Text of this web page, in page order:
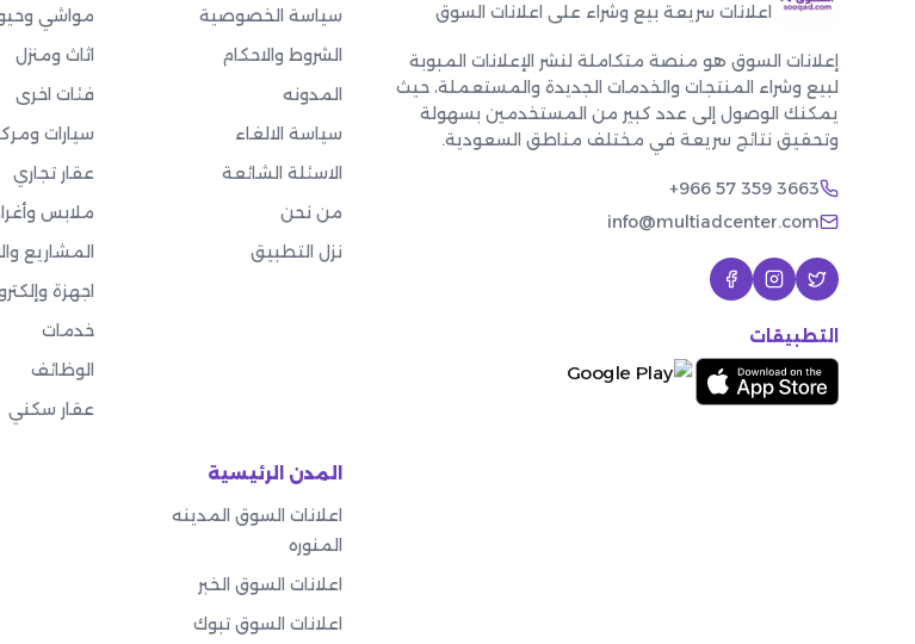
اعلانات سريعة بيع وشراء على اعلانات السوق
إعلانات السوق هو منصة متكاملة لنشر الإعلانات المبوبة
لبيع وشراء المنتجات والخدمات الجديدة والمستعملة، حيث
يمكنك الوصول إلى عدد كبير من المستخدمين بسهولة
وتحقيق نتائج سريعة في مختلف مناطق السعودية.
+966 57 359 3663
info@multiadcenter.com
التطبيقات
سياسة الخصوصية
الشروط والاحكام
المدونه
سياسة الالغاء
الاسئلة الشائعة
من نحن
نزل التطبيق
مواشي
اثاث ومنزل
فئات اخرى
سيارات
عقار تجاري
ملابس
المشاريع
اجهزة
خدمات
الوظائف
عقار سكني
المدن الرئيسية
اعلانات السوق المدينه
المنوره
اعلانات السوق الخبر
اعلانات السوق تبوك